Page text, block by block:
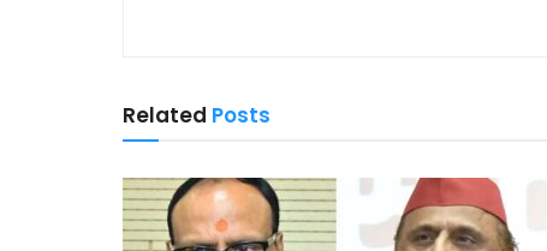
Related Posts